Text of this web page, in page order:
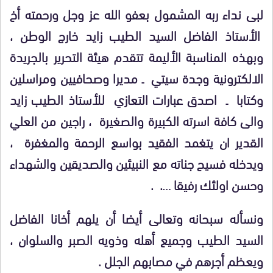
لبى نداء ربه المشمول بعفو الله عز وجل ورحمته أخ
الأستاذ الفاضل السيد الطيب زايد خارج الوطن ،
وبهذه المناسبة الأليمة تتقدم هيئة التحرير بالجريدة
الالكترونية وجدة سيتي ـ مديرا وصحافيين ومراسلين
وكتابا ـ اصدق عبارات التعازي للأستاذ الطيب زايد
والى كافة اسرته الكبيرة والصغيرة ، راجين من العلي
القدير ان يتغمد الفقيد بواسع الرحمة والمغفرة ،
ويدخله فسيح جناته مع النبيئين والصديقين والشهداء
وحسن اولئك رفيقا …. .
ونسأله سبحانه وتعالى أيضا أن يلهم أخانا الفاضل
السيد الطيب وجميع أهله وذويه الصبر والسلوان ،
ويعظم أجرهم في مصابهم الجلل .